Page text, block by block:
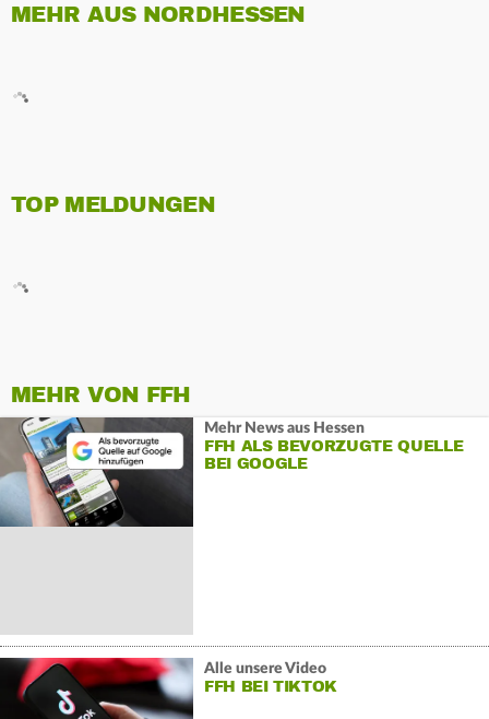
MEHR AUS NORDHESSEN
TOP MELDUNGEN
MEHR VON FFH
Mehr News aus Hessen
FFH ALS BEVORZUGTE QUELLE
BEI GOOGLE
Alle unsere Video
FFH BEI TIKTOK